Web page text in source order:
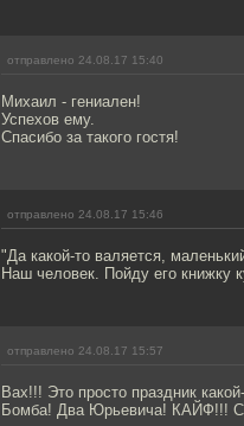
отправлено 24.08.17 15:40
Михаил - гениален!
Успехов ему.
Спасибо за такого гостя!
отправлено 24.08.17 15:46
"Да какой-то валяется,
Наш человек. Пойду его книжку
отправлено 24.08.17 15:57
Вах!!! Это просто праздник
Бомба! Два Юрьевича! КАЙФ!!!